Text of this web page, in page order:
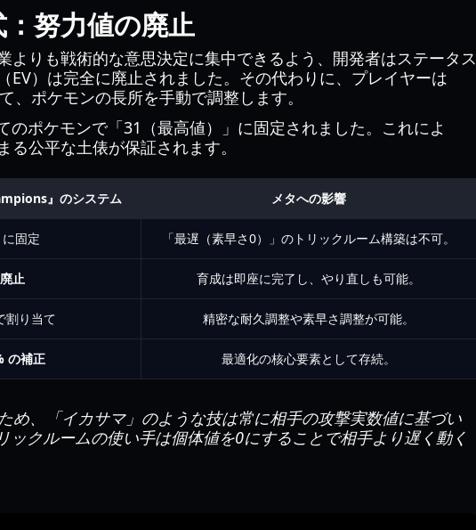
努力値の廃止
よりも戦術的な意思決定に集中できるよう、開発者はステータス
EV）は完全に廃止されました。その代わりに、プレイヤーは
、ポケモンの長所を手動で調整します。
のポケモンで「31（最高値）」に固定されました。これによ
公平な土俵が保証されます。
』のシステム メタへの影響
に固定 「最遅（素早さ0）」のトリックルーム構築は不可。
廃止 育成は即座に完了し、やり直しも可能。
割り当て 精密な耐久調整や素早さ調整が可能。
の補正 最適化の核心要素として存続。
め、「イカサマ」のような技は常に相手の攻撃実数値に基づい
ックルームの使い手は個体値を0にすることで相手より遅く動く